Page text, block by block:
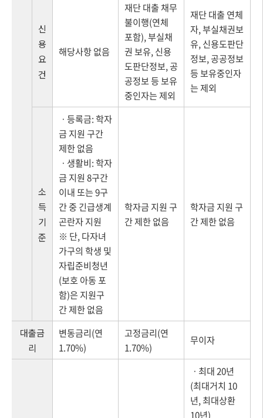
신
용
요
건
해당사항 없음
재단 대출 채무
불이행(연체
포함), 부실채
권 보유, 신용
도판단정보, 공
공정보 등 보유
중인자는 제외
재단 대출 연체
자, 부실채권보
유, 신용도판단
정보, 공공정보
등 보유중인자
는 제외
소
득
기
준
ㆍ등록금: 학자
금 지원 구간
제한 없음
ㆍ생활비: 학자
금 지원 8구간
이내 또는 9구
간 중 긴급생계
곤란자 지원
※ 단, 다자녀
가구의 학생 및
자립준비청년
(보호 아동 포
함)은 지원구
간 제한 없음
학자금 지원 구
간 제한 없음
학자금 지원 구
간 제한 없음
대출금
리
변동금리(연
1.70%)
고정금리(연
1.70%)
무이자
ㆍ최대 20년
(최대거치 10
년, 최대상환
10년)